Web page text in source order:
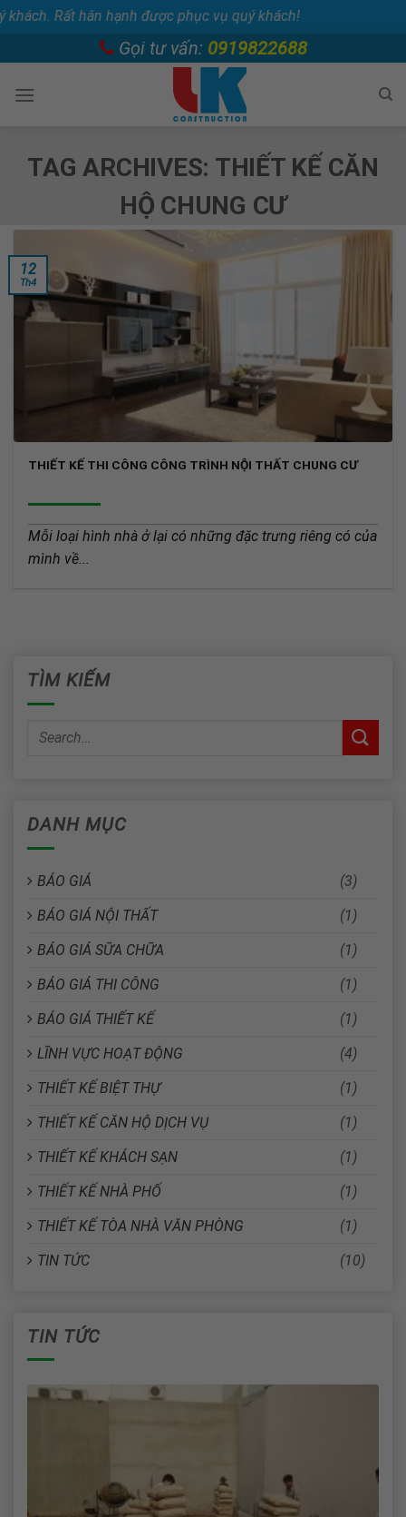
hân hạnh được phục vụ quý khách!
to
content
Gọi tư vấn: 0919822688
TAG ARCHIVES: THIẾT KẾ CĂN
HỘ CHUNG CƯ
THIẾT KẾ THI CÔNG CÔNG TRÌNH NỘI THẤT CHUNG CƯ
Mỗi loại hình nhà ở lại có những đặc trưng riêng có của
mình về...
12
Th4
TÌM KIẾM
DANH MỤC
BÁO GIÁ
(3)
BÁO GIÁ NỘI THẤT
(1)
BÁO GIÁ SỮA CHỮA
(1)
BÁO GIÁ THI CÔNG
(1)
BÁO GIÁ THIẾT KẾ
(1)
LĨNH VỰC HOẠT ĐỘNG
(4)
THIẾT KẾ BIỆT THỰ
(1)
THIẾT KẾ CĂN HỘ DỊCH VỤ
(1)
THIẾT KẾ KHÁCH SẠN
(1)
THIẾT KẾ NHÀ PHỐ
(1)
THIẾT KẾ TÒA NHÀ VĂN PHÒNG
(1)
TIN TỨC
(10)
TIN TỨC